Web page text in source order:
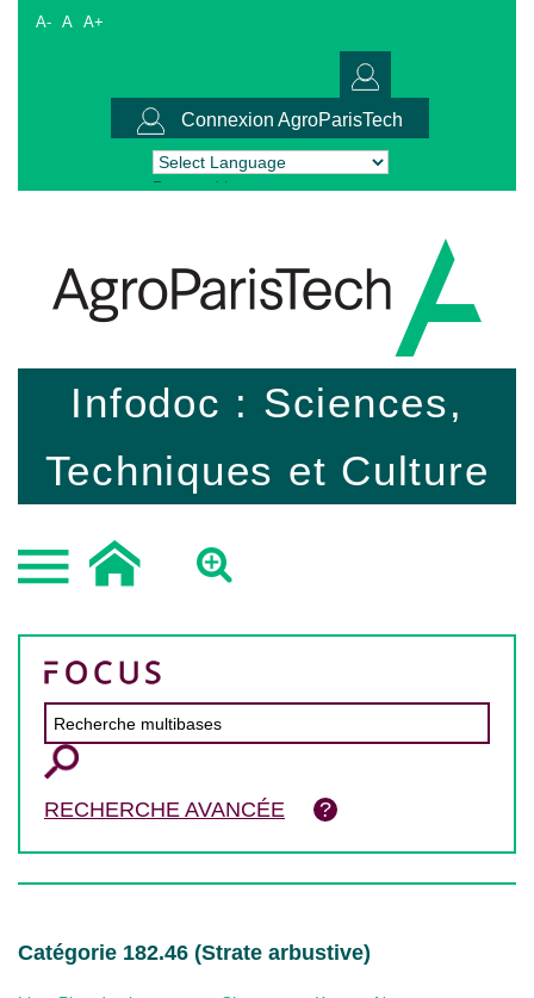
A- A A+
Connexion AgroParisTech
Powered by Translate
Infodoc : Sciences,
Techniques et Culture
RECHERCHE AVANCÉE
Catégorie 182.46 (Strate arbustive)